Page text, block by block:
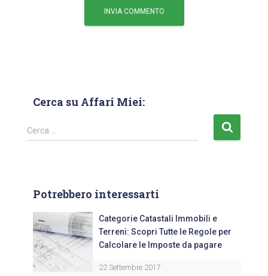
Cerca su Affari Miei:
Cerca …
Potrebbero interessarti
Categorie Catastali Immobili e
Terreni: Scopri Tutte le Regole per
Calcolare le Imposte da pagare
22 Settembre 2017